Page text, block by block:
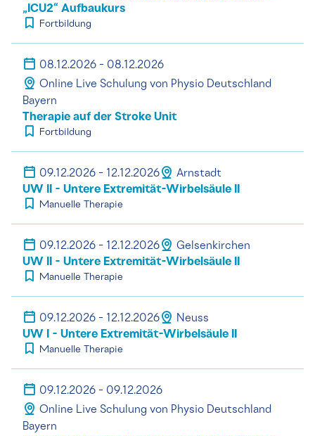
„ICU2“ Aufbaukurs
Fortbildung
08.12.2026 - 08.12.2026
Online Live Schulung von Physio Deutschland
Bayern
Therapie auf der Stroke Unit
Fortbildung
09.12.2026 - 12.12.2026 Arnstadt
UW II - Untere Extremität-Wirbelsäule II
Manuelle Therapie
09.12.2026 - 12.12.2026 Gelsenkirchen
UW II - Untere Extremität-Wirbelsäule II
Manuelle Therapie
09.12.2026 - 12.12.2026 Neuss
UW I - Untere Extremität-Wirbelsäule II
Manuelle Therapie
09.12.2026 - 09.12.2026
Online Live Schulung von Physio Deutschland
Bayern